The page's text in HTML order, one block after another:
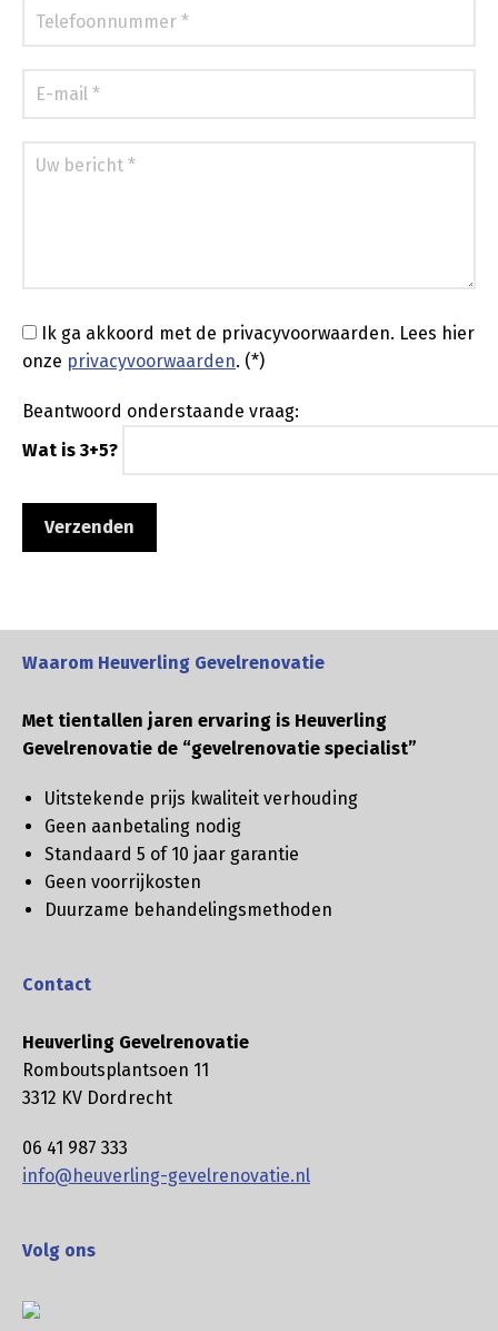
Ik ga akkoord met de privacyvoorwaarden. Lees hier
onze privacyvoorwaarden. (*)
Beantwoord onderstaande vraag:
Wat is 3+5?
Waarom Heuverling Gevelrenovatie
Met tientallen jaren ervaring is Heuverling
Gevelrenovatie de “gevelrenovatie specialist”
Uitstekende prijs kwaliteit verhouding
Geen aanbetaling nodig
Standaard 5 of 10 jaar garantie
Geen voorrijkosten
Duurzame behandelingsmethoden
Contact
Heuverling Gevelrenovatie
Romboutsplantsoen 11
3312 KV Dordrecht
06 41 987 333
info@heuverling-gevelrenovatie.nl
Volg ons